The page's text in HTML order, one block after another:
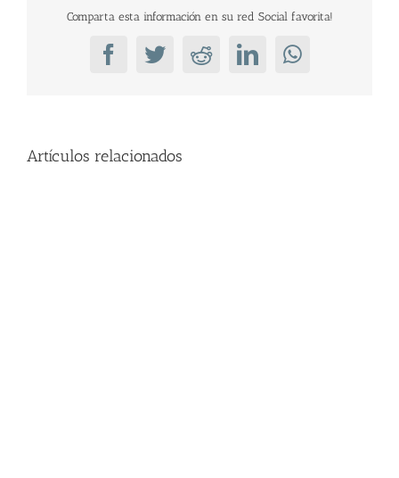
Comparta esta información en su red Social favorita!
FacebookTwitterRedditLinkedInWhatsApp
Artículos relacionados